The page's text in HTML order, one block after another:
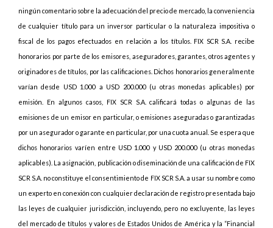
ningún comentario sobre la adecuación del precio de mercado, la conveniencia
de cualquier título para un inversor particular o la naturaleza impositiva o
fiscal de los pagos efectuados en relación a los títulos. FIX SCR S.A. recibe
honorarios por parte de los emisores, aseguradores, garantes, otros agentes y
originadores de títulos, por las calificaciones. Dichos honorarios generalmente
varían desde USD 1.000 a USD 200.000 (u otras monedas aplicables) por
emisión. En algunos casos, FIX SCR S.A. calificará todas o algunas de las
emisiones de un emisor en particular, o emisiones aseguradas o garantizadas
por un asegurador o garante en particular, por una cuota anual. Se espera que
dichos honorarios varíen entre USD 1.000 y USD 200.000 (u otras monedas
aplicables). La asignación, publicación o diseminación de una calificación de FIX
SCR S.A. no constituye el consentimiento de FIX SCR S.A. a usar su nombre como
un experto en conexión con cualquier declaración de registro presentada bajo
las leyes de cualquier jurisdicción, incluyendo, pero no excluyente, las leyes
del mercado de títulos y valores de Estados Unidos de América y la “Financial